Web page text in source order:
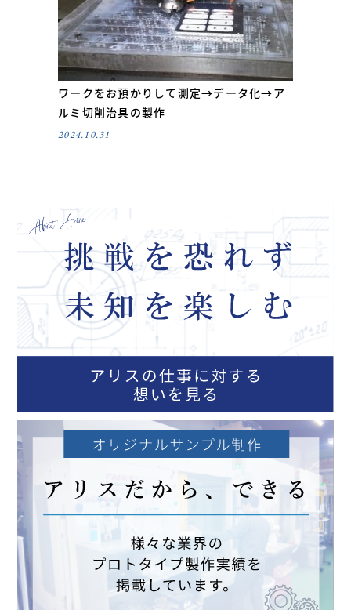
ワークをお預かりして測定→データ化→ア
ルミ切削治具の製作
2024.10.31